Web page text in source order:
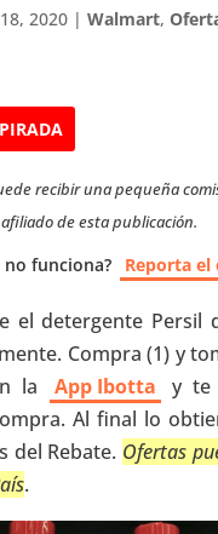
2020| Walmart,
recibir una pequeña
de esta publicación.
no funciona? Reporta
el detergente Persil
Compra (1) y
la
App Ibotta
y te
Al final lo
del Rebate. Ofertas
.